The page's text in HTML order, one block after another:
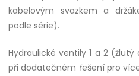
kabelovým svazkem a
podle série).
Hydraulické ventily 1 a 2
při dodatečném řešení pro